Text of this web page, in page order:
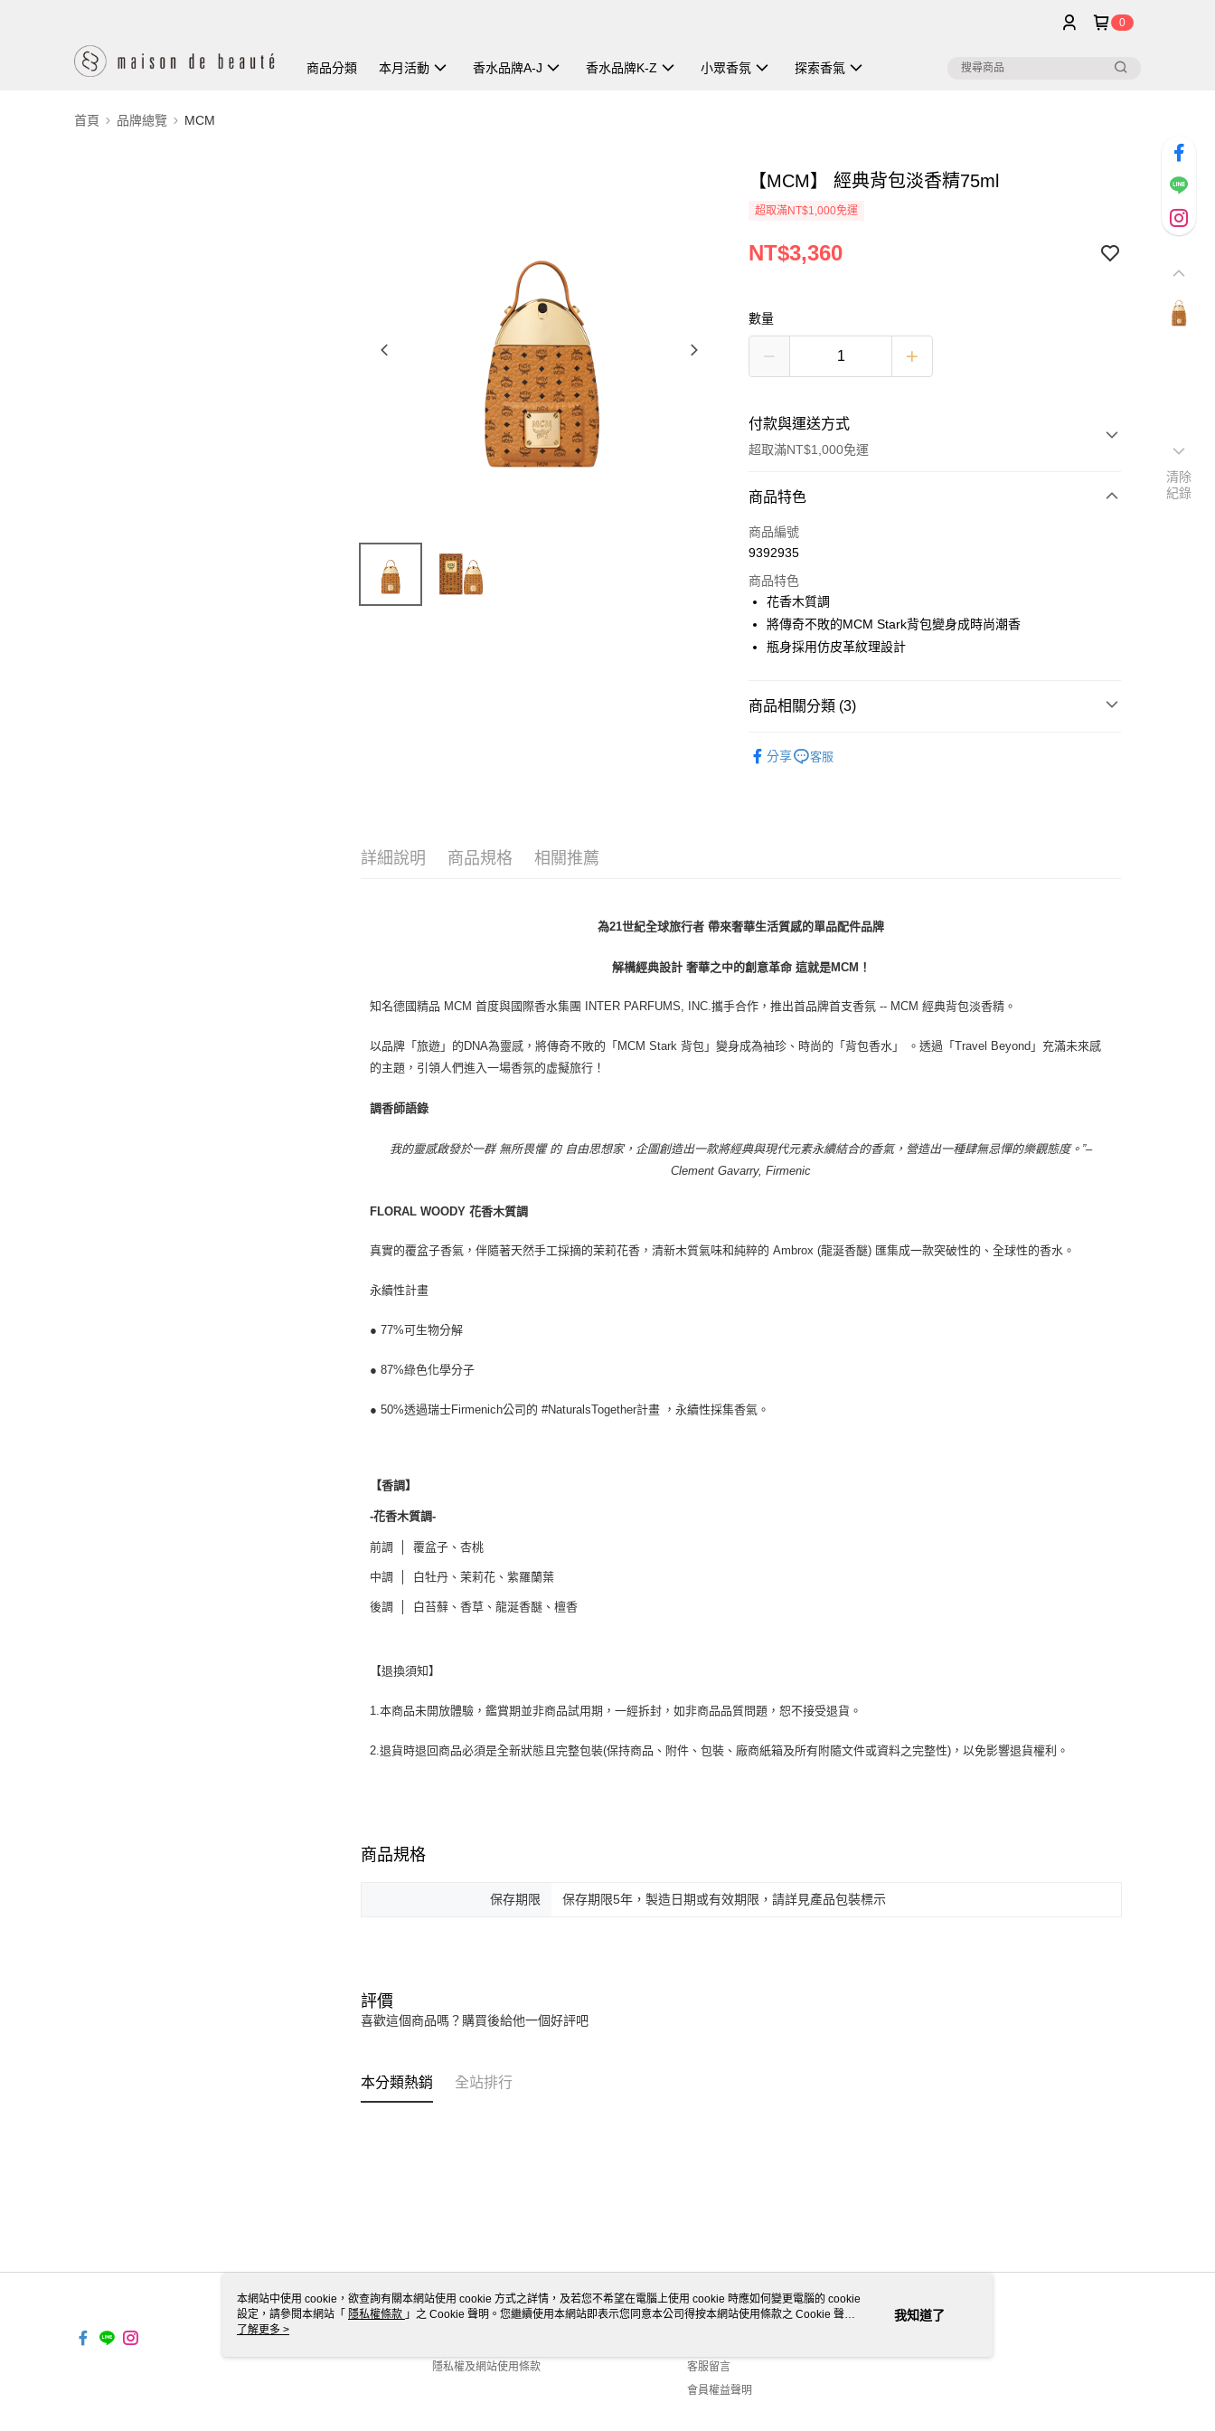
0
商品分類 本月活動 香水品牌A-J 香水品牌K-Z 小眾香氛 探索香氣
首頁 品牌總覽 MCM
【MCM】 經典背包淡香精75ml
超取滿NT$1,000免運
NT$3,360
數量
付款與運送方式
超取滿NT$1,000免運
付款方式
信用卡一次付款
運送方式
付款後全家取貨
付款後萊爾富取貨
商品特色
商品編號
9392935
商品特色
花香木質調
將傳奇不敗的MCM Stark背包變身成時尚潮香
瓶身採用仿皮革紋理設計
商品相關分類 (3)
分享 客服
詳細說明 商品規格 相關推薦
為21世紀全球旅行者 帶來奢華生活質感的單品配件品牌
解構經典設計 奢華之中的創意革命 這就是MCM！
知名德國精品 MCM 首度與國際香水集團 INTER PARFUMS, INC.攜手合作，推出首品牌首支香氛 -- MCM 經典背包淡香精。
以品牌「旅遊」的DNA為靈感，將傳奇不敗的「MCM Stark 背包」變身成為袖珍、時尚的「背包香水」 。透過「Travel Beyond」充滿未來感
的主題，引領人們進入一場香氛的虛擬旅行！
調香師語錄
我的靈感啟發於一群 無所畏懼 的 自由思想家，企圖創造出一款將經典與現代元素永續結合的香氣，營造出一種肆無忌憚的樂觀態度。”–
Clement Gavarry, Firmenic
FLORAL WOODY 花香木質調
真實的覆盆子香氣，伴隨著天然手工採摘的茉莉花香，清新木質氣味和純粹的 Ambrox (龍涎香醚) 匯集成一款突破性的、全球性的香水。
永續性計畫
● 77%可生物分解
● 87%綠色化學分子
● 50%透過瑞士Firmenich公司的 #NaturalsTogether計畫 ，永續性採集香氣。
【香調】
-花香木質調-
前調 │ 覆盆子、杏桃
中調 │ 白牡丹、茉莉花、紫羅蘭葉
後調 │ 白苔蘚、香草、龍涎香醚、檀香
【退換須知】
1.本商品未開放體驗，鑑賞期並非商品試用期，一經拆封，如非商品品質問題，恕不接受退貨。
2.退貨時退回商品必須是全新狀態且完整包裝(保持商品、附件、包裝、廠商紙箱及所有附隨文件或資料之完整性)，以免影響退貨權利。
商品規格
保存期限 保存期限5年，製造日期或有效期限，請詳見產品包裝標示
評價
喜歡這個商品嗎？購買後給他一個好評吧
本分類熱銷 全站排行
關於我們
隱私權及網站使用條款
客服資訊
客服留言
會員權益聲明
清除
紀錄
本網站中使用 cookie，欲查詢有關本網站使用 cookie 方式之詳情，及若您不希望在電腦上使用 cookie 時應如何變更電腦的 cookie
設定，請參閱本網站「 隱私權條款 」之 Cookie 聲明。您繼續使用本網站即表示您同意本公司得按本網站使用條款之 Cookie 聲明
使用 cookie。
了解更多 >
我知道了